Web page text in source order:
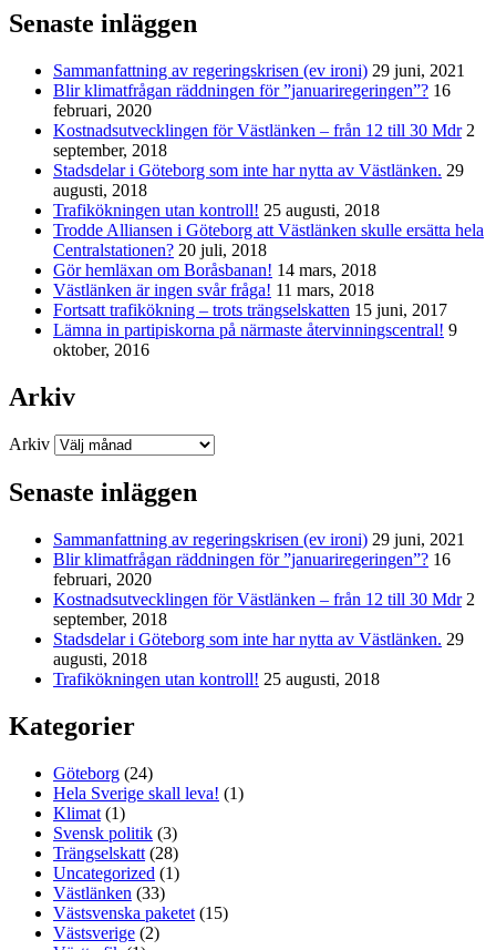
Senaste inläggen
Sammanfattning av regeringskrisen (ev ironi) 29 juni, 2021
Blir klimatfrågan räddningen för ”januariregeringen”? 16
februari, 2020
Kostnadsutvecklingen för Västlänken – från 12 till 30 Mdr 2
september, 2018
Stadsdelar i Göteborg som inte har nytta av Västlänken. 29
augusti, 2018
Trafikökningen utan kontroll! 25 augusti, 2018
Trodde Alliansen i Göteborg att Västlänken skulle ersätta hela
Centralstationen? 20 juli, 2018
Gör hemläxan om Boråsbanan! 14 mars, 2018
Västlänken är ingen svår fråga! 11 mars, 2018
Fortsatt trafikökning – trots trängselskatten 15 juni, 2017
Lämna in partipiskorna på närmaste återvinningscentral! 9
oktober, 2016
Arkiv
Arkiv
Senaste inläggen
Sammanfattning av regeringskrisen (ev ironi) 29 juni, 2021
Blir klimatfrågan räddningen för ”januariregeringen”? 16
februari, 2020
Kostnadsutvecklingen för Västlänken – från 12 till 30 Mdr 2
september, 2018
Stadsdelar i Göteborg som inte har nytta av Västlänken. 29
augusti, 2018
Trafikökningen utan kontroll! 25 augusti, 2018
Kategorier
Göteborg (24)
Hela Sverige skall leva! (1)
Klimat (1)
Svensk politik (3)
Trängselskatt (28)
Uncategorized (1)
Västlänken (33)
Västsvenska paketet (15)
Västsverige (2)